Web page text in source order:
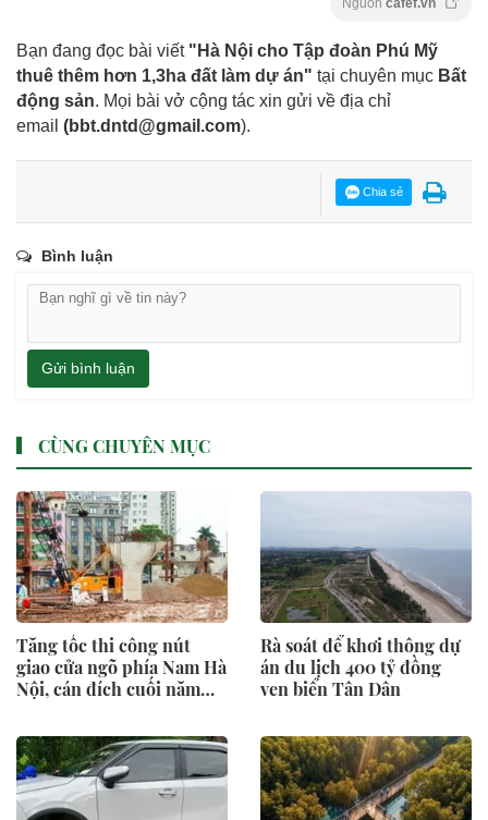
Nguồn cafef.vn
Bạn đang đọc bài viết "Hà Nội cho Tập đoàn Phú Mỹ
thuê thêm hơn 1,3ha đất làm dự án" tại chuyên mục Bất
động sản. Mọi bài vở cộng tác xin gửi về địa chỉ
email (bbt.dntd@gmail.com).
Chia sẻ
Bình luận
Gửi bình luận
CÙNG CHUYÊN MỤC
Tăng tốc thi công nút
giao cửa ngõ phía Nam Hà
Nội, cán đích cuối năm
Rà soát để khơi thông dự
án du lịch 400 tỷ đồng
ven biển Tân Dân